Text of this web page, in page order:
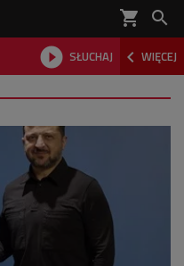
shopping_cart 
 SŁUCHAJ  WIĘCEJ
